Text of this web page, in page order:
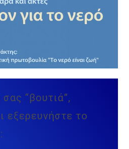
“βουτιά”,
εξερευνήστε το